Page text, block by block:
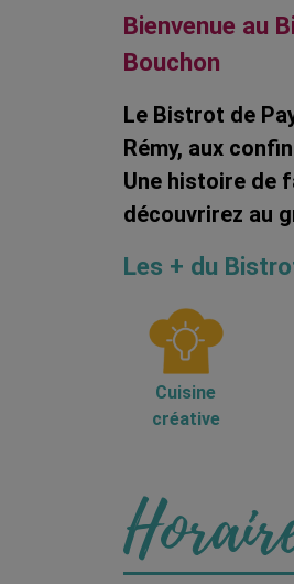
Bienvenue au
Bouchon
Le Bistrot de
Rémy, aux
Une histoire de
découvrirez au
Les + du
Cuisine
créative